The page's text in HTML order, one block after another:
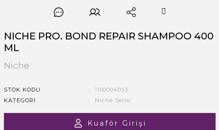
NICHE PRO. BOND REPAIR SHAMPOO 400
ML
Niche
STOK KODU
1100004053
KATEGORI
Niche Serisi
Kuaför Girişi